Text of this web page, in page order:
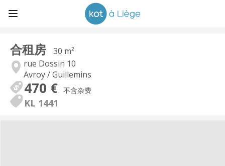
合租房
30 m²
rue Dossin 10
Avroy / Guillemins
470 € 不含杂费
KL 1441